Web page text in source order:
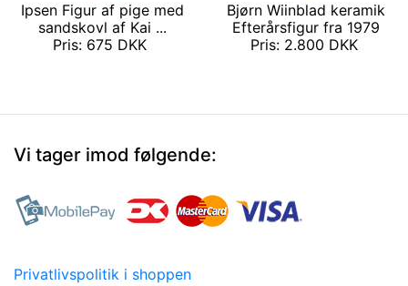
Ipsen Figur af pige med
sandskovl af Kai ...
Pris: 675 DKK
Bjørn Wiinblad keramik
Efterårsfigur fra 1979
Pris: 2.800 DKK
Vi tager imod følgende:
Privatlivspolitik i shoppen